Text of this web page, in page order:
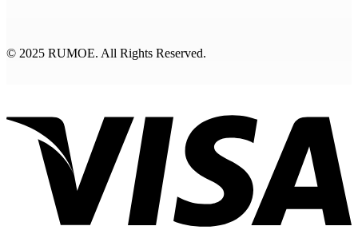
© 2025 RUMOE. All Rights Reserved.